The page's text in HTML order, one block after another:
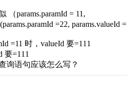
params.paramId = 11,
=22, params.valueId =
=11 时，valueId 要=111
要=111
询语句应该怎么写？